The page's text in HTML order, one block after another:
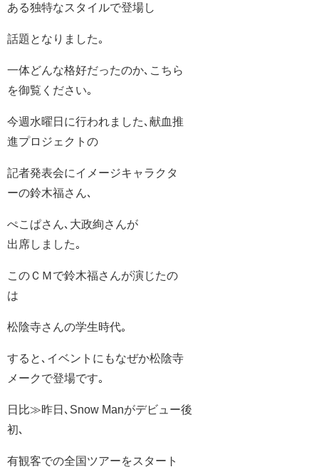
ある独特なスタイルで登場し
話題となりました｡
一体どんな格好だったのか､こちら
を御覧ください｡
今週水曜日に行われました､献血推
進プロジェクトの
記者発表会にイメージキャラクタ
ーの鈴木福さん､
ぺこぱさん､大政絢さんが
出席しました｡
このＣＭで鈴木福さんが演じたの
は
松陰寺さんの学生時代｡
すると､イベントにもなぜか松陰寺
メークで登場です｡
日比≫昨日､Snow Manがデビュー後
初､
有観客での全国ツアーをスタート